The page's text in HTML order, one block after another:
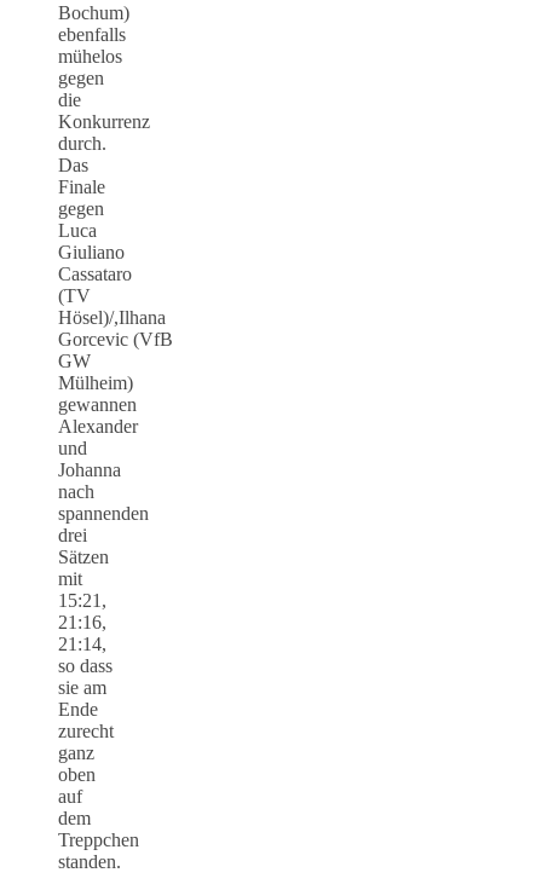
Bochum)
ebenfalls
mühelos
gegen
die
Konkurrenz
durch.
Das
Finale
gegen
Luca
Giuliano
Cassataro
(TV
Hösel)/,Ilhana
Gorcevic (VfB
GW
Mülheim)
gewannen
Alexander
und
Johanna
nach
spannenden
drei
Sätzen
mit
15:21,
21:16,
21:14,
so dass
sie am
Ende
zurecht
ganz
oben
auf
dem
Treppchen
standen.